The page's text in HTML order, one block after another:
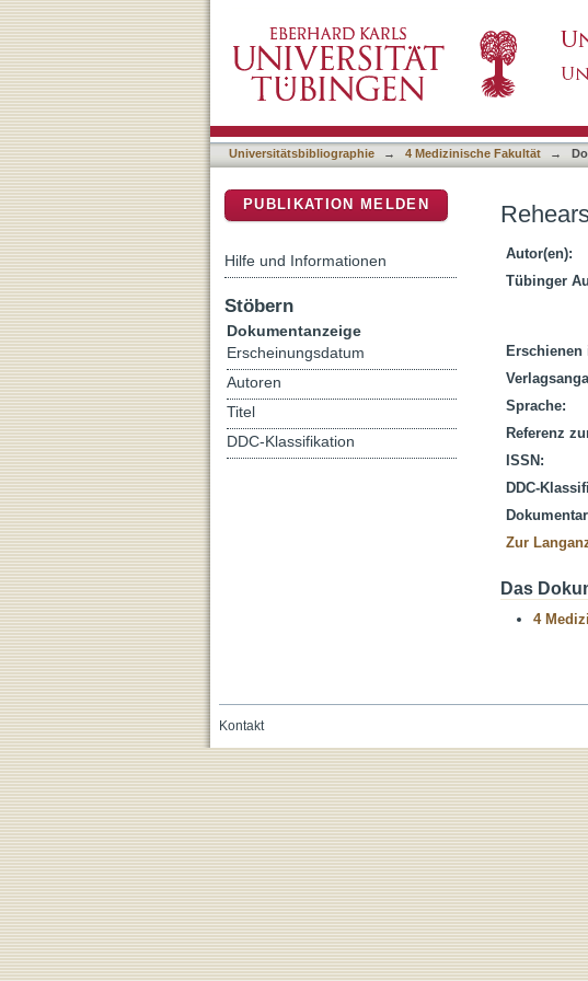
Universitätsbibliographie → 4 Medizinische Fakultät →
Autor(en):
Tübinger
Erschienen
Sprache:
Referenz
ISSN:
DDC-
Zur
Das
4
PUBLIKATION MELDEN
Hilfe und Informationen
Stöbern
Dokumentanzeige
Erscheinungsdatum
Autoren
Titel
DDC-Klassifikation
Kontakt